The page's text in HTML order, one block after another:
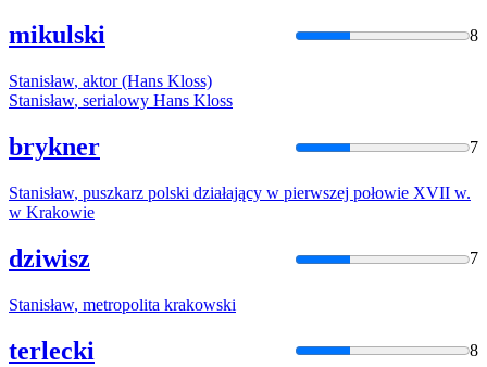
mikulski 8
Stanisław, aktor (Hans Kloss)
Stanisław, serialowy Hans Kloss
brykner 7
Stanisław, puszkarz polski działający w pierwszej połowie XVII w.
w Krakowie
dziwisz 7
Stanisław, metropolita krakowski
terlecki 8